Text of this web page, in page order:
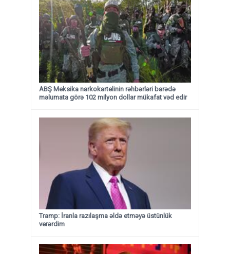
ABŞ Meksika narkokartelinin rəhbərləri barədə
məlumata görə 102 milyon dollar mükafat vəd edir
Tramp: İranla razılaşma əldə etməyə üstünlük
verərdim